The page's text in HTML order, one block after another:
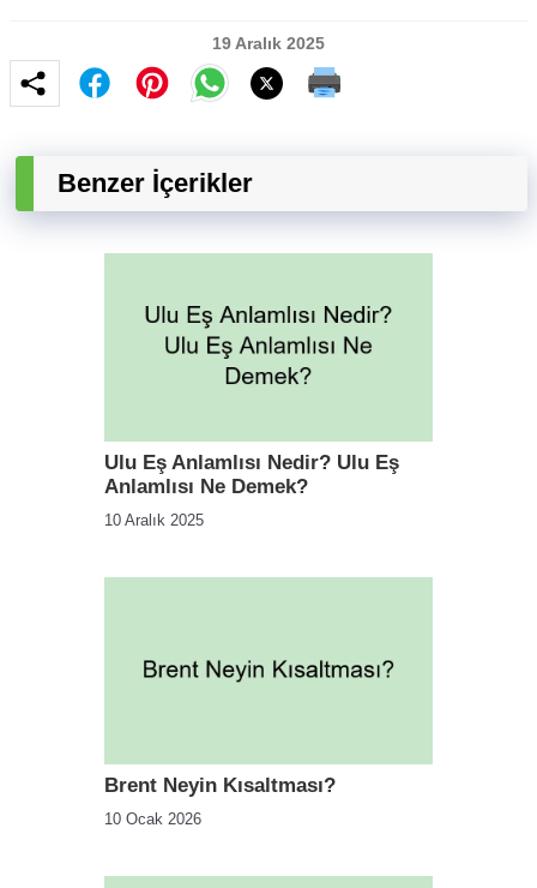
19 Aralık 2025
Benzer İçerikler
Ulu Eş Anlamlısı Nedir? Ulu Eş
Anlamlısı Ne Demek?
10 Aralık 2025
Brent Neyin Kısaltması?
10 Ocak 2026